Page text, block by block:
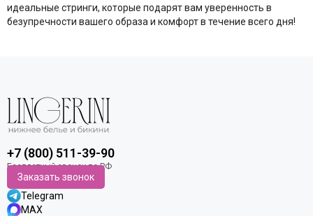
идеальные стринги, которые подарят вам уверенность в
безупречности вашего образа и комфорт в течение всего дня!
+7 (800) 511-39-90
Заказать звонок
Telegram
MAX